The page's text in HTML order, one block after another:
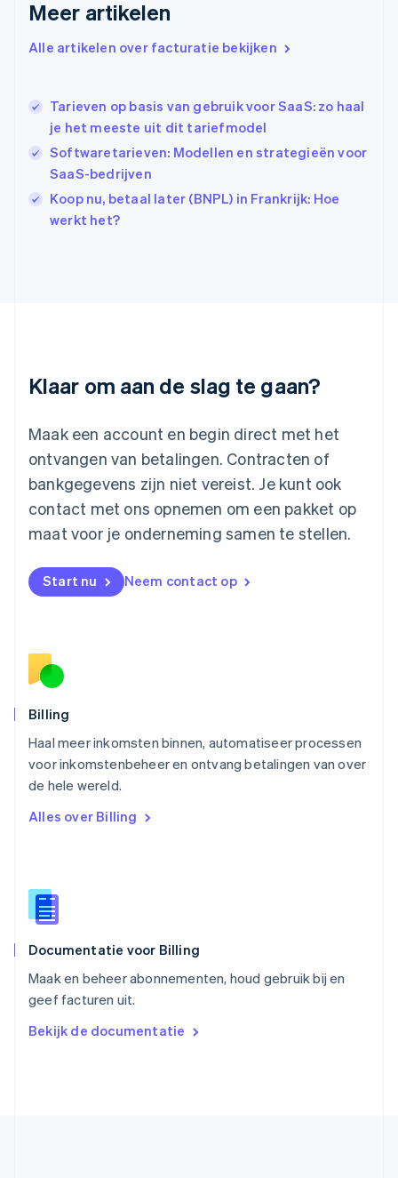
Meer artikelen
Alle artikelen over facturatie bekijken
Tarieven op basis van gebruik voor SaaS: zo haal
je het meeste uit dit tariefmodel
Softwaretarieven: Modellen en strategieën voor
SaaS-bedrijven
Koop nu, betaal later (BNPL) in Frankrijk: Hoe
werkt het?
Klaar om aan de slag te gaan?
Maak een account en begin direct met het
ontvangen van betalingen. Contracten of
bankgegevens zijn niet vereist. Je kunt ook
contact met ons opnemen om een pakket op
maat voor je onderneming samen te stellen.
Start nu Neem contact op
Billing
Haal meer inkomsten binnen, automatiseer processen
voor inkomstenbeheer en ontvang betalingen van over
de hele wereld.
Alles over Billing
Documentatie voor Billing
Maak en beheer abonnementen, houd gebruik bij en
geef facturen uit.
Bekijk de documentatie
Hongarije
Hongkong SAR, China
English
English
Italië
ItalianoEnglish
日本語 English
Kroatië
FrançaisDeutschEnglish
English
Malta
English
Mexico
Nederland
NederlandsEnglish
English
Noorwegen
English
Portugal
Português
English
Singapore
English简体中文
EnglishItaliano
Español
Thailand
Tsjechië
Vasteland van China
简体中文English
English